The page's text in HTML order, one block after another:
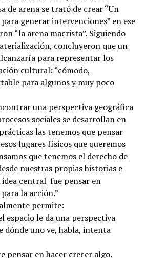
de arena se trató de crear “Un
generar intervenciones” en ese
“la arena macrista”. Siguiendo
concluyeron que un
para representar los
cultural: “cómodo,
para algunos y muy poco
una perspectiva geográfica
sociales se desarrollan en
las tenemos que pensar
lugares físicos que queremos
que tenemos el derecho de
nuestras propias historias e
idea central fue pensar en
la acción.”
permite:
espacio le da una perspectiva
dónde uno ve, habla, intenta
pensar en hacer crecer algo.